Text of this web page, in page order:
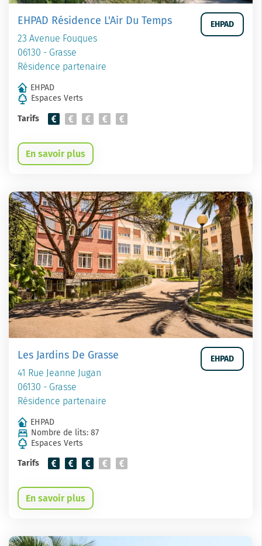
EHPAD Résidence L'Air Du Temps
23 Avenue Fouques
06130 - Grasse
Résidence partenaire
EHPAD
EHPAD
Espaces Verts
Tarifs
En savoir plus
Les Jardins De Grasse
41 Rue Jeanne Jugan
06130 - Grasse
Résidence partenaire
EHPAD
EHPAD
Nombre de lits: 87
Espaces Verts
Tarifs
En savoir plus